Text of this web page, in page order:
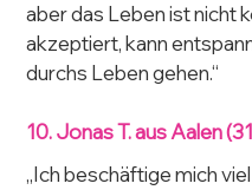
aber das Leben ist nicht
akzeptiert, kann
durchs Leben gehen.“
10. Jonas T. aus Aalen
„Ich beschäftige mich